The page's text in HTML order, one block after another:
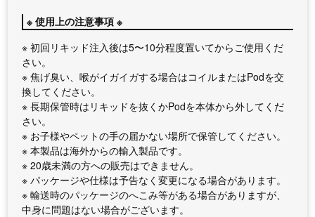
※ 使用上の注意事項 ※
※ 初回リキッド注入後は5〜10分程度置いてからご使用くだ
さい。
※ 焦げ臭い、喉がイガイガする場合はコイルまたはPodを交
換してください。
※ 長期保管時はリキッドを抜くかPodを本体から外してくだ
さい。
※ お子様やペットの手の届かない場所で保管してください。
※ 本製品は海外からの輸入製品です。
※ 20歳未満の方への販売はできません。
※ パッケージや仕様は予告なく変更になる場合があります。
※ 輸送時のパッケージのへこみ等がある場合がありますが、
中身に問題はない場合がございます。